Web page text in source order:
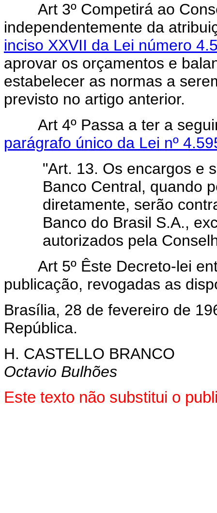
Art 3º Competirá ao
independentemente da
inciso XXVII da Lei número
aprovar os orçamentos e
estabelecer as normas a
previsto no artigo anterior.
Art 4º Passa a ter a
parágrafo único da Lei nº
"Art. 13. Os encargos e
Banco Central, quando
diretamente, serão
Banco do Brasil S.A.,
autorizados pela
Art 5º Êste Decreto-lei
publicação, revogadas as
Brasília, 28 de fevereiro de
República.
H. CASTELLO BRANCO
Octavio Bulhões
Este texto não substitui o